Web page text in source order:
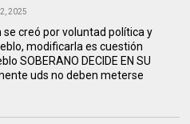
2025
se creó por voluntad política y
modificarla es cuestión
SOBERANO DECIDE EN SU
uds no deben meterse